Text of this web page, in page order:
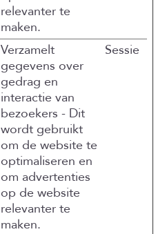
relevanter te
maken.
Verzamelt
gegevens over
gedrag en
interactie van
bezoekers - Dit
wordt gebruikt
om de website te
optimaliseren en
om advertenties
op de website
relevanter te
maken.
Sessie